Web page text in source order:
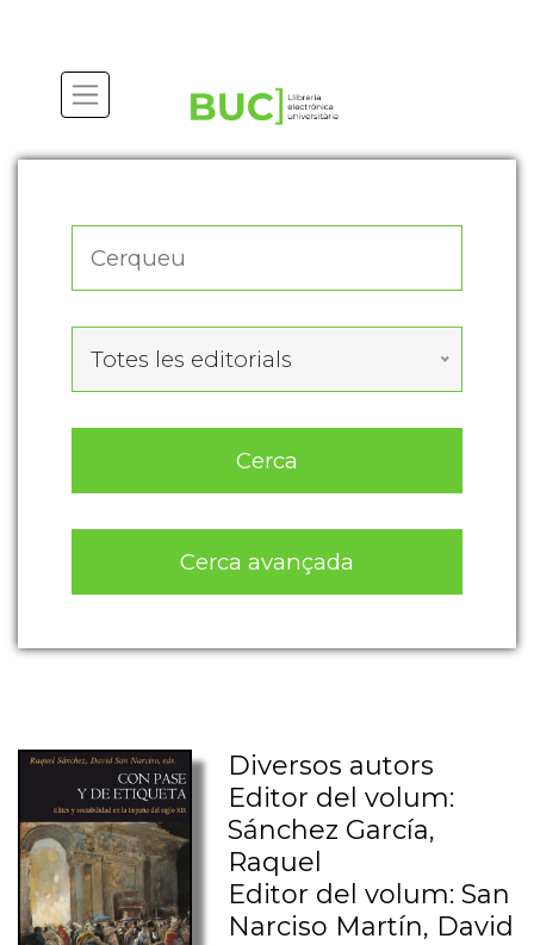
Totes les editorials
Cerca
Cerca avançada
Diversos autors
Editor del volum:
Sánchez García,
Raquel
Editor del volum: San
Narciso Martín, David